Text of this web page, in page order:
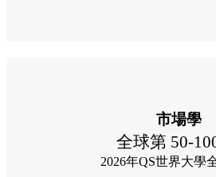
市場學
全球第 50-
2026年QS世界大學